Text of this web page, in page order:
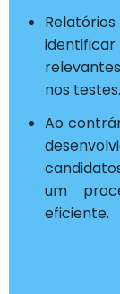
nos testes.
Ao
um
eficiente.